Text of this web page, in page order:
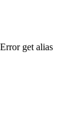
Error get alias